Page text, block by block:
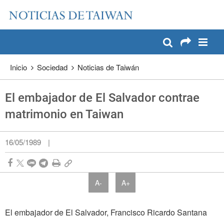
Pase a contenido principal
Inicio Sociedad Noticias de Taiwán
El embajador de El Salvador contrae
matrimonio en Taiwan
16/05/1989 |
A- A+
El embajador de El Salvador, Francisco Ricardo Santana